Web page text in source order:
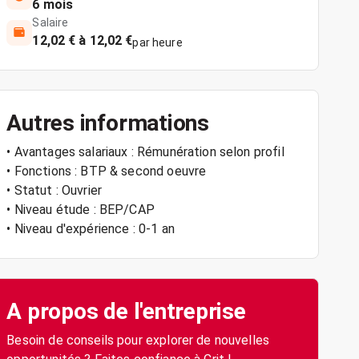
6 mois
Salaire
12,02 € à 12,02 €par heure
Autres informations
• Avantages salariaux : Rémunération selon profil
• Fonctions : BTP & second oeuvre
• Statut : Ouvrier
• Niveau étude : BEP/CAP
• Niveau d'expérience : 0-1 an
A propos de l'entreprise
Besoin de conseils pour explorer de nouvelles